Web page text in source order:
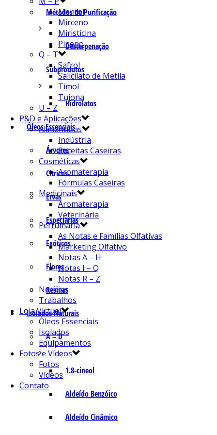
Métodos de Purificação
Desterpenação
Subprodutos
Hidrolatos
Óleos Essenciais
Árvores
Cítricos
Ervas
Especiarias
Exóticos
Flores
Resinas
Isolados Naturais
A – D
1.8-cineol
Aldeído Benzóico
Aldeído Cinâmico
Mentol
Mirceno
Miristicina
Pineno
Q – T
Safrol
Salicilato de Metila
Timol
Tujona
U – Z
P&D e Aplicações
Alimentícias
Indústria
Receitas Caseiras
Cosméticas
Aromaterapia
Fórmulas Caseiras
Medicinais
Aromaterapia
Veterinária
Perfumaria
As Notas e Famílias Olfativas
Marketing Olfativo
Notas A – H
Notas I – Q
Notas R – Z
Notícias
Trabalhos
Loja Virtual
Óleos Essenciais
Isolados
Equipamentos
Fotos e Vídeos
Fotos
Vídeos
Contato